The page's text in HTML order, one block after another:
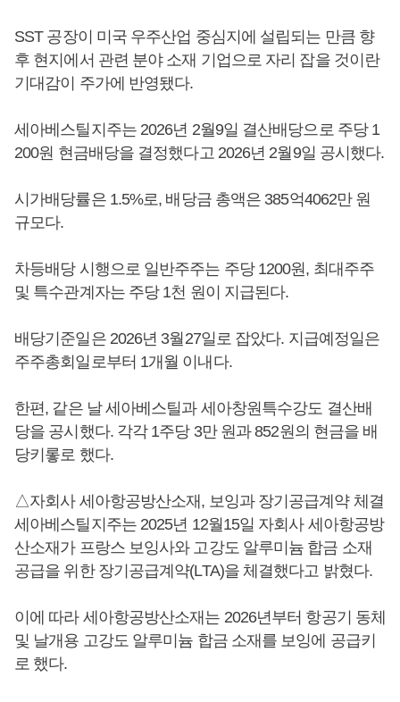
SST 공장이 미국 우주산업 중심지에 설립되는 만큼 향
후 현지에서 관련 분야 소재 기업으로 자리 잡을 것이란
기대감이 주가에 반영됐다.
세아베스틸지주는 2026년 2월9일 결산배당으로 주당 1
200원 현금배당을 결정했다고 2026년 2월9일 공시했다.
시가배당률은 1.5%로, 배당금 총액은 385억4062만 원
규모다.
차등배당 시행으로 일반주주는 주당 1200원, 최대주주
및 특수관계자는 주당 1천 원이 지급된다.
배당기준일은 2026년 3월27일로 잡았다. 지급예정일은
주주총회일로부터 1개월 이내다.
한편, 같은 날 세아베스틸과 세아창원특수강도 결산배
당을 공시했다. 각각 1주당 3만 원과 852원의 현금을 배
당키롷로 했다.
△자회사 세아항공방산소재, 보잉과 장기공급계약 체결
세아베스틸지주는 2025년 12월15일 자회사 세아항공방
산소재가 프랑스 보잉사와 고강도 알루미늄 합금 소재
공급을 위한 장기공급계약(LTA)을 체결했다고 밝혔다.
이에 따라 세아항공방산소재는 2026년부터 항공기 동체
및 날개용 고강도 알루미늄 합금 소재를 보잉에 공급키
로 했다.